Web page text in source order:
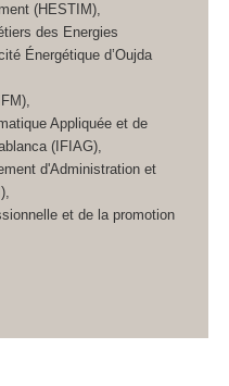
(HESTIM),
des Energies
Énergétique d’Oujda
Appliquée et de
(IFIAG),
d'Administration et
et de la promotion